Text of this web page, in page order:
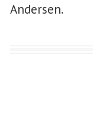
Andersen.